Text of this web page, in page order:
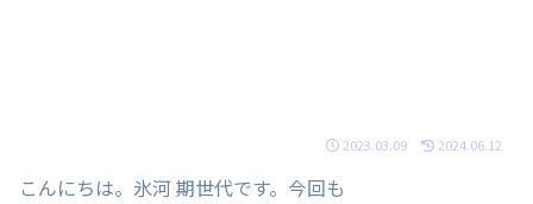
2023.03.09 2024.06.12
こんにちは。氷河 期世代です。今回も